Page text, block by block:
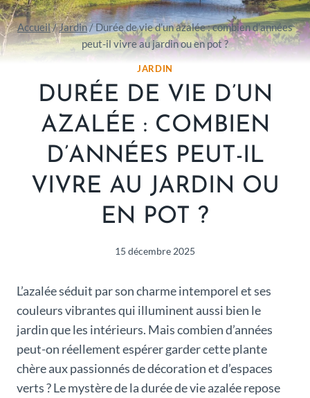
Accueil/Jardin/Durée de vie d’un azalée : combien d’années
peut-il vivre au jardin ou en pot ?
JARDIN
DURÉE DE VIE D’UN
AZALÉE : COMBIEN
D’ANNÉES PEUT-IL
VIVRE AU JARDIN OU
EN POT ?
15 décembre 2025
L’azalée séduit par son charme intemporel et ses
couleurs vibrantes qui illuminent aussi bien le
jardin que les intérieurs. Mais combien d’années
peut-on réellement espérer garder cette plante
chère aux passionnés de décoration et d’espaces
verts ? Le mystère de la durée de vie azalée repose